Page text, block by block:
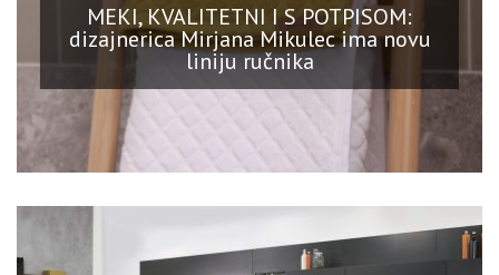
MEKI, KVALITETNI I S POTPISOM:
dizajnerica Mirjana Mikulec ima novu
liniju ručnika